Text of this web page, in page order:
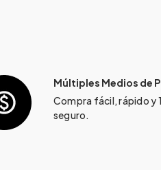
Múltiples Medios de
Compra fácil, rápido y
seguro.